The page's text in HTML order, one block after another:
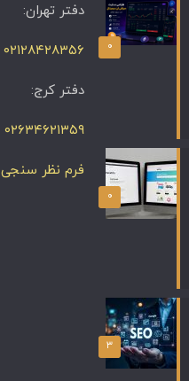
۰
۰
۳
دفتر تهران:
۰۲۱۲۸۴۲۸۳۵۶
دفتر کرج:
۰۲۶۳۴۶۲۱۳۵۹
فرم نظر سنجی